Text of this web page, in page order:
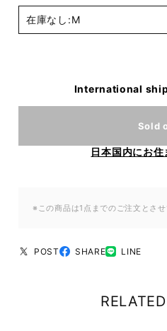
International
Sold
日本国内にお
※この商品は1点までのご注文とさせ
POST SHARE LINE